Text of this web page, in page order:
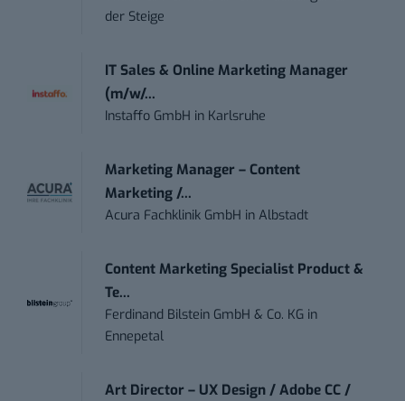
der Steige
IT Sales & Online Marketing Manager
(m/w/...
Instaffo GmbH in Karlsruhe
Marketing Manager – Content
Marketing /...
Acura Fachklinik GmbH inAlbstadt
Content Marketing Specialist Product &
Te...
Ferdinand Bilstein GmbH & Co. KG in
Ennepetal
Art Director – UX Design / Adobe CC /